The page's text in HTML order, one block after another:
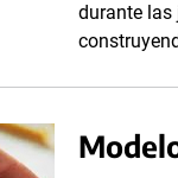
durante las